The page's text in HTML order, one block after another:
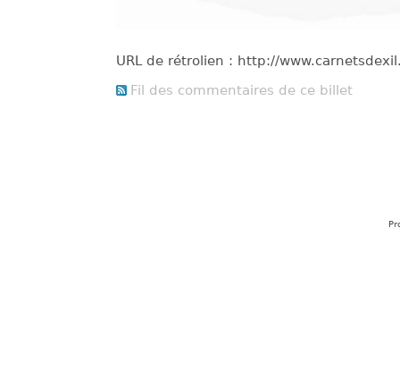
URL de rétrolien : http://
Fil des commentaires de ce billet